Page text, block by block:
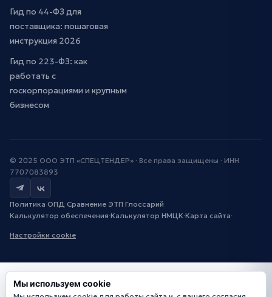
Гид по 44-ФЗ для
поставщика: пошаговая
инструкция 2026
Гид по 223-ФЗ: как
работать с
госкорпорациями и крупным
бизнесом
© 2025 ООО ЭТП «СПЕЦТЕНДЕР» · Все права защищены · ИНН
7707083893
Политика ОПД·Сравнение ЭТП·Глоссарий·
Калькулятор обеспечения·Калькулятор НМЦК·Карта сайта·
Настройки cookie
Мы используем cookie